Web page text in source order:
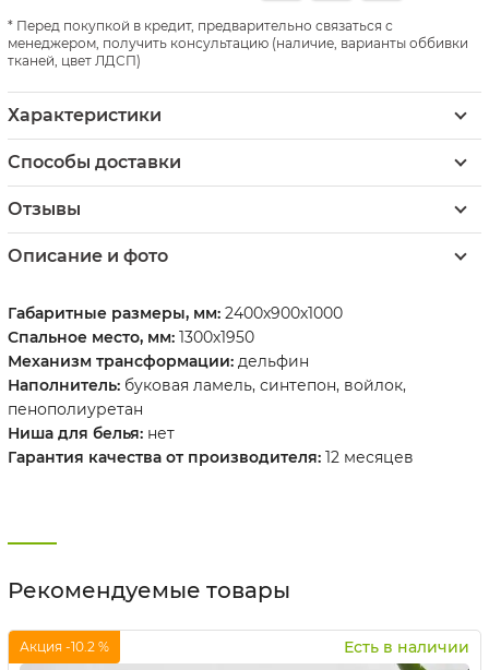
Перед покупкой в кредит, предварительно связаться с
менеджером, получить консультацию (наличие, варианты оббивки
тканей, цвет ЛДСП)
Характеристики
Способы доставки
Отзывы
Описание и фото
Габаритные размеры, мм: 2400х900х1000
Спальное место, мм: 1300х1950
Механизм трансформации: дельфин
Наполнитель: буковая ламель, синтепон, войлок,
пенополиуретан
Ниша для белья: нет
Гарантия качества от производителя: 12 месяцев
Рекомендуемые товары
Есть в наличии
Акция -10.2 %